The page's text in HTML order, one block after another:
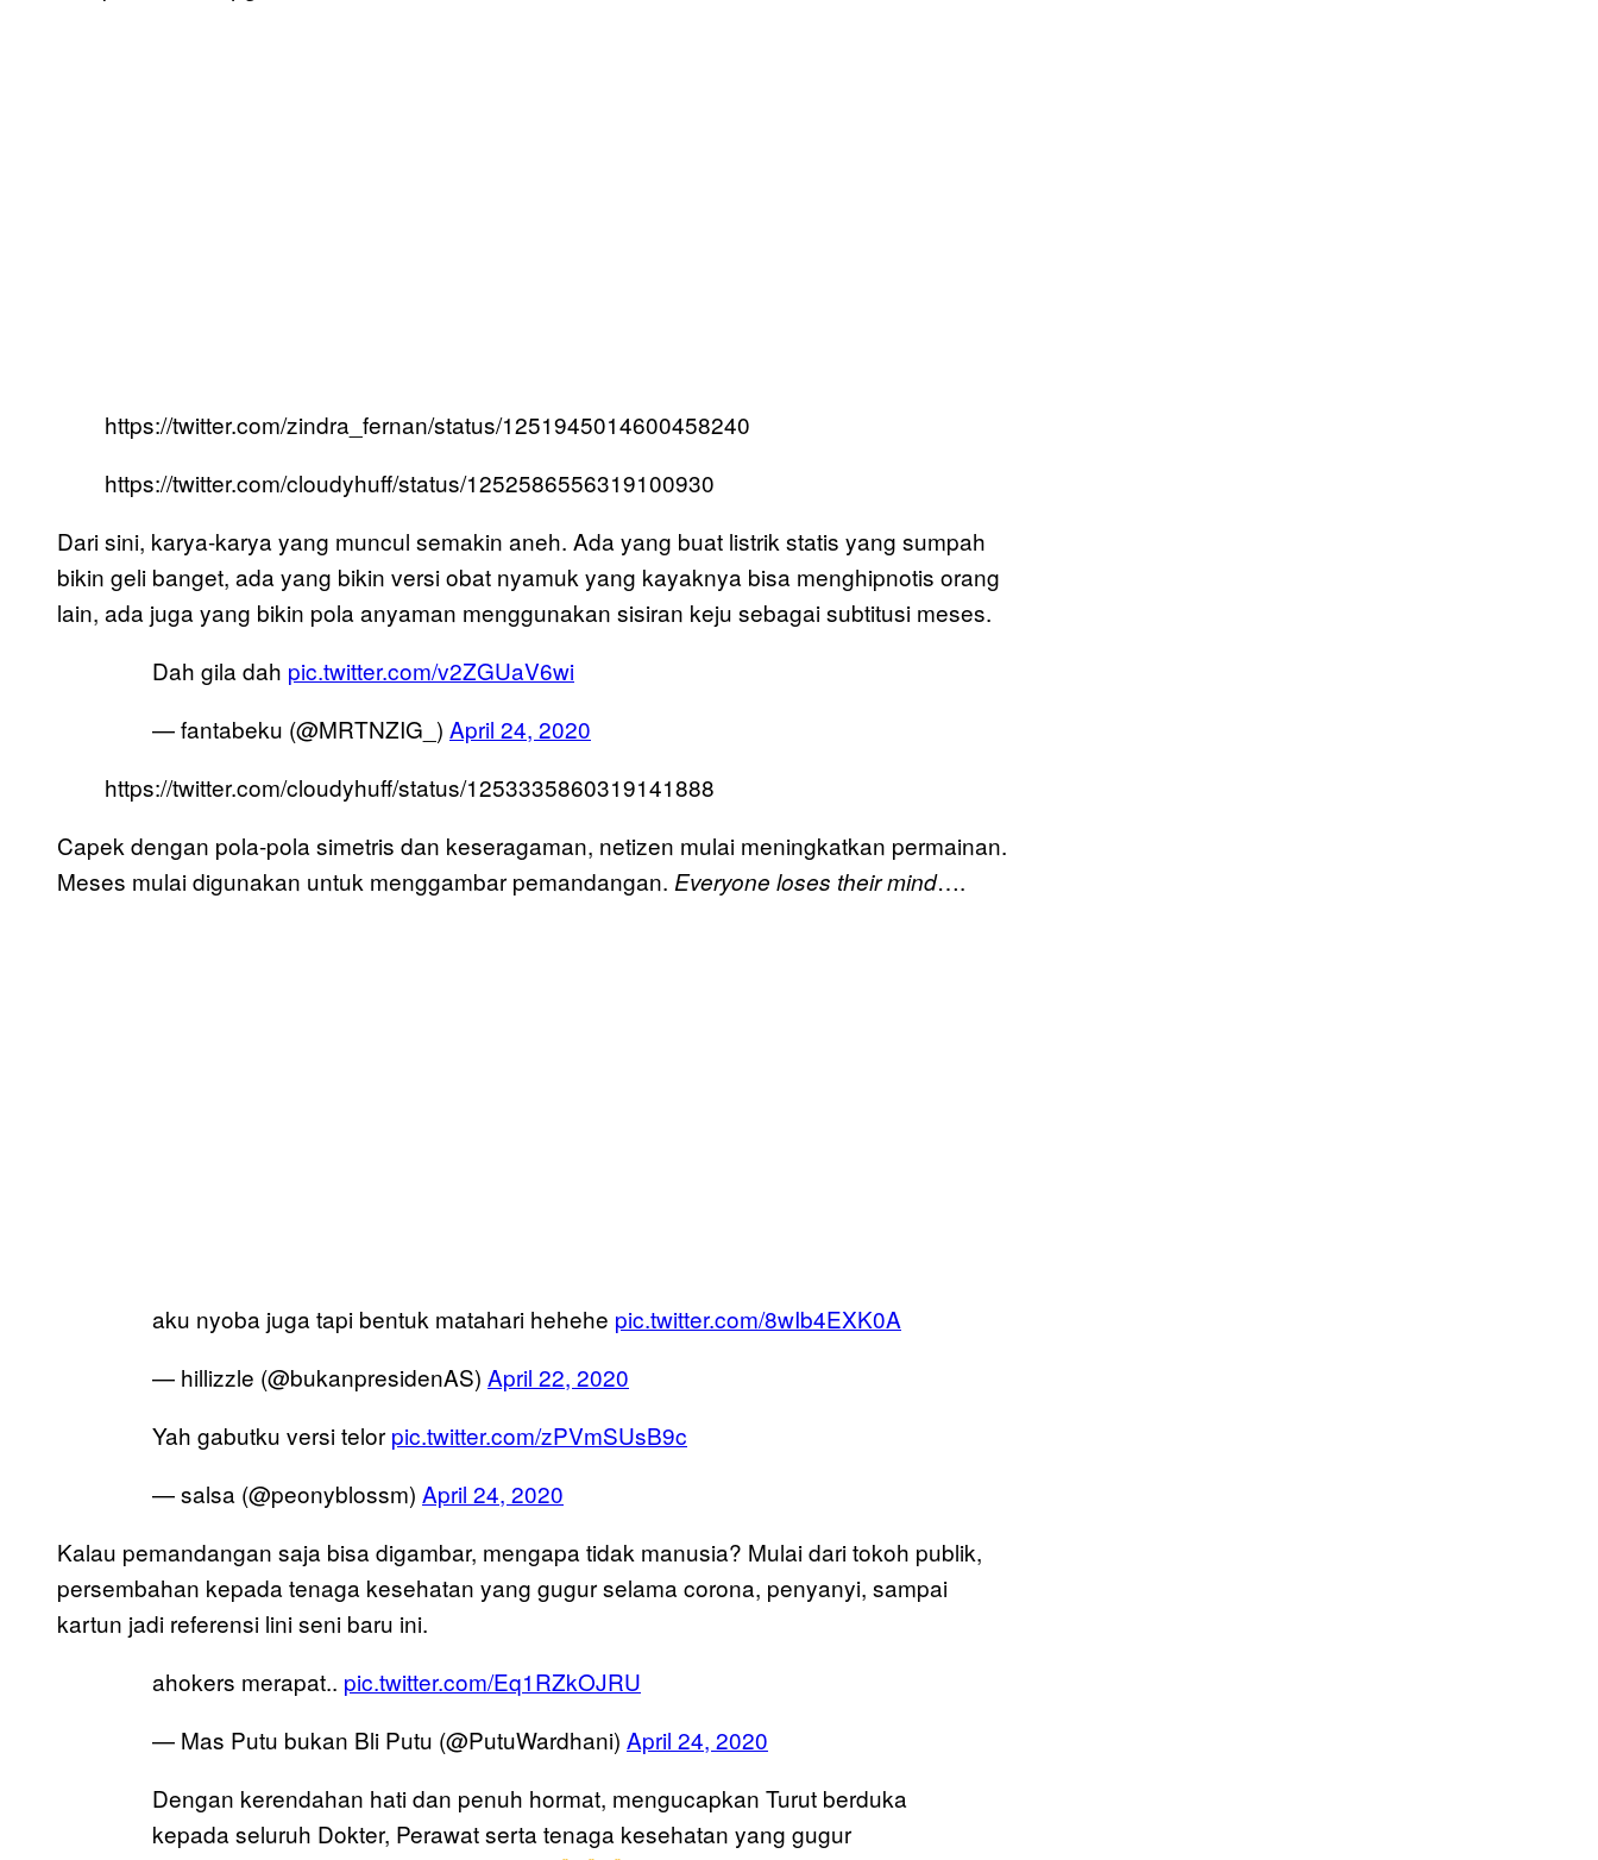
https://twitter.com/zindra_fernan/status/1251945014600458240
https://twitter.com/cloudyhuff/status/1252586556319100930
Dari sini, karya-karya yang muncul semakin aneh. Ada yang buat listrik statis yang sumpah
bikin geli banget, ada yang bikin versi obat nyamuk yang kayaknya bisa menghipnotis orang
lain, ada juga yang bikin pola anyaman menggunakan sisiran keju sebagai subtitusi meses.
Dah gila dah pic.twitter.com/v2ZGUaV6wi
— fantabeku (@MRTNZIG_) April 24, 2020
https://twitter.com/cloudyhuff/status/1253335860319141888
Capek dengan pola-pola simetris dan keseragaman, netizen mulai meningkatkan permainan.
Meses mulai digunakan untuk menggambar pemandangan. Everyone loses their mind….
aku nyoba juga tapi bentuk matahari hehehe pic.twitter.com/8wIb4EXK0A
— hillizzle (@bukanpresidenAS) April 22, 2020
Yah gabutku versi telor pic.twitter.com/zPVmSUsB9c
— salsa (@peonyblossm) April 24, 2020
Kalau pemandangan saja bisa digambar, mengapa tidak manusia? Mulai dari tokoh publik,
persembahan kepada tenaga kesehatan yang gugur selama corona, penyanyi, sampai
kartun jadi referensi lini seni baru ini.
ahokers merapat.. pic.twitter.com/Eq1RZkOJRU
— Mas Putu bukan Bli Putu (@PutuWardhani) April 24, 2020
Dengan kerendahan hati dan penuh hormat, mengucapkan Turut berduka
kepada seluruh Dokter, Perawat serta tenaga kesehatan yang gugur